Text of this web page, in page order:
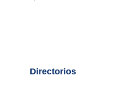
Directorios